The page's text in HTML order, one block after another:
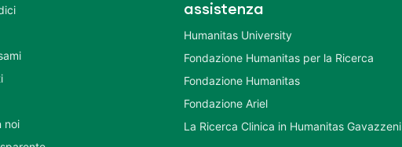
noi
assistenza
Humanitas University
Fondazione Humanitas per la Ricerca
Fondazione Humanitas
Fondazione Ariel
La Ricerca Clinica in Humanitas Gavazzeni